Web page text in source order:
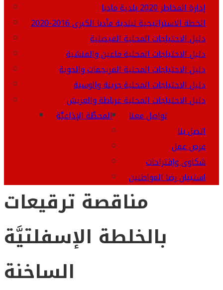
إدارة المخاطر 2020 بلدية مادبا
الخطة الاستراتيجية لبلدية مأدبا الكبرى 2016-2020
دليل الاحتياجات المحلية الفيصلية
دليل الاحتياجات المحلية ماعين والمنشية
دليل الاحتياجات المحلية المريجمات والحوية
دليل الاحتياجات المحلية جرينة والوسية
دليل الاحتياجات المحلية غرناطة والعريش
تواصل معنا
اتصل بنا
فرص عمل
شكاوى وإقتراحات
استبيان رضا المواطنين
المحطَّة الإذاعيَّة
مناقصة ترقيعات
بالخلطة الإسفلتيَّة
الساخنة